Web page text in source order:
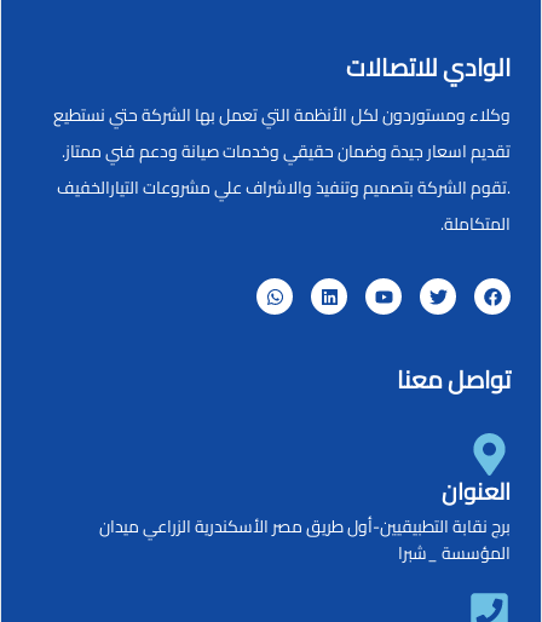
الوادي للاتصالات
وكلاء ومستوردون لكل الأنظمة التي تعمل بها الشركة حتي نستطيع
تقديم اسعار جيدة وضمان حقيقي وخدمات صيانة ودعم فني ممتاز.
.تقوم الشركة بتصميم وتنفيذ والاشراف علي مشروعات التيارالخفيف
المتكاملة.
تواصل معنا
العنوان
برج نقابة التطبيقيين-أول طريق مصر الأسكندرية الزراعي ميدان
المؤسسة _شبرا